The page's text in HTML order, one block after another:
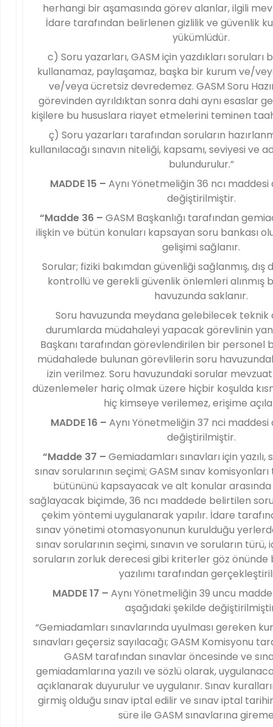
herhangi bir aşamasında görev alanlar, ilgili
İdare tarafından belirlenen gizlilik ve güvenlik
yükümlüdür.
c) Soru yazarları, GASM için yazdıkları
kullanamaz, paylaşamaz, başka bir kurum ve/
ve/veya ücretsiz devredemez. GASM Soru
görevinden ayrıldıktan sonra dahi aynı esaslar
kişilere bu hususlara riayet etmelerini teminen
ç) Soru yazarları tarafından soruların
kullanılacağı sınavın niteliği, kapsamı, seviyesi ve
bulundurulur.”
MADDE 15 – Aynı Yönetmeliğin 36 ncı maddesi
değiştirilmiştir.
“Madde 36 – GASM Başkanlığı tarafından
ilişkin ve bütün konuları kapsayan soru bankası
gelişimi sağlanır.
Sorular; fiziki bakımdan güvenliği sağlanmış, dış
kontrollü ve gerekli güvenlik önlemleri alınmış
havuzunda saklanır.
Soru havuzunda meydana gelebilecek teknik
durumlarda müdahaleyi yapacak görevlinin
Başkanı tarafından görevlendirilen bir personel
müdahalede bulunan görevlilerin soru
izin verilmez. Soru havuzundaki sorular
düzenlemeler hariç olmak üzere hiçbir koşulda
hiç kimseye verilemez, erişime
MADDE 16 – Aynı Yönetmeliğin 37 nci maddesi
değiştirilmiştir.
“Madde 37 – Gemiadamları sınavları için
sınav sorularının seçimi; GASM sınav
bütününü kapsayacak ve alt konular arasında
sağlayacak biçimde, 36 ncı maddede belirtilen
çekim yöntemi uygulanarak yapılır. İdare
sınav yönetimi otomasyonunun kurulduğu
sınav sorularının seçimi, sınavın ve soruların türü,
soruların zorluk derecesi gibi kriterler göz önünde
yazılımı tarafından
MADDE 17 – Aynı Yönetmeliğin 39 uncu
aşağıdaki şekilde
“Gemiadamları sınavlarında uyulması gereken
sınavları geçersiz sayılacağı; GASM Komisyonu
GASM tarafından sınavlar öncesinde ve
gemiadamlarına yazılı ve sözlü olarak,
açıklanarak duyurulur ve uygulanır. Sınav
girmiş olduğu sınav iptal edilir ve sınav iptal
süre ile GASM sınavlarına